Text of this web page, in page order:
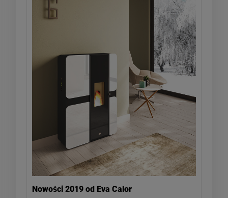
Nowości 2019 od Eva Calor